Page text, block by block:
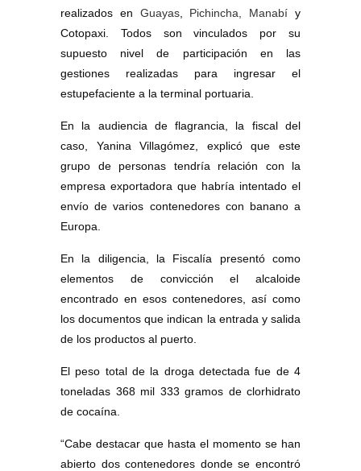
realizados en Guayas, Pichincha, Manabíy
Cotopaxi. Todos son vinculados por su
supuesto nivel de participación en las
gestiones realizadas para ingresar el
estupefaciente a la terminal portuaria.
En la audiencia de flagrancia, la fiscal del
caso, Yanina Villagómez, explicó que este
grupo de personas tendría relación con la
empresa exportadora que habría intentado el
envío de varios contenedores con banano a
Europa.
En la diligencia, la Fiscalía presentó como
elementos de convicción el alcaloide
encontrado en esos contenedores, así como
los documentos que indican la entrada y salida
de los productos al puerto.
El peso total de la droga detectada fue de 4
toneladas 368 mil 333 gramos de clorhidrato
de cocaína.
“Cabe destacar que hasta el momento se han
abierto dos contenedores donde se encontró